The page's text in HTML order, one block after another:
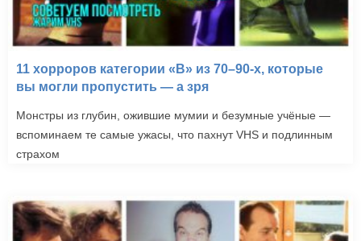
11 хорроров категории «B» из 70–90-х, которые
вы могли пропустить — а зря
Монстры из глубин, ожившие мумии и безумные учёные —
вспоминаем те самые ужасы, что пахнут VHS и подлинным
страхом